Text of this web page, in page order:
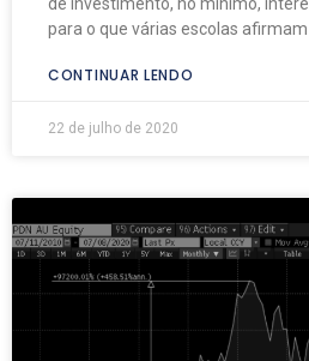
para o que várias escolas
CONTINUAR LENDO
22 de julho de 2020